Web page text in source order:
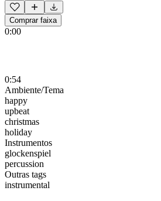
Comprar faixa
0:00
0:54
Ambiente/Tema
happy
upbeat
christmas
holiday
Instrumentos
glockenspiel
percussion
Outras tags
instrumental